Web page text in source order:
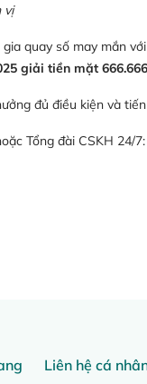
vị
quay số may mắn
giải tiền mặt
đủ điều kiện và
Tổng đài CSKH 24/
Liên hệ cá